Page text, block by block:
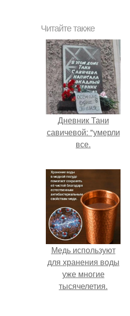
Читайте также
Дневник Тани
савичевой: "умерли
все.
Медь используют
для хранения воды
уже многие
тысячелетия.